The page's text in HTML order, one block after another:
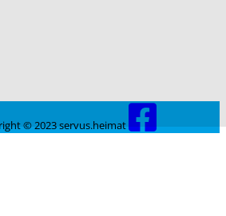
© 2023 servus.heimat